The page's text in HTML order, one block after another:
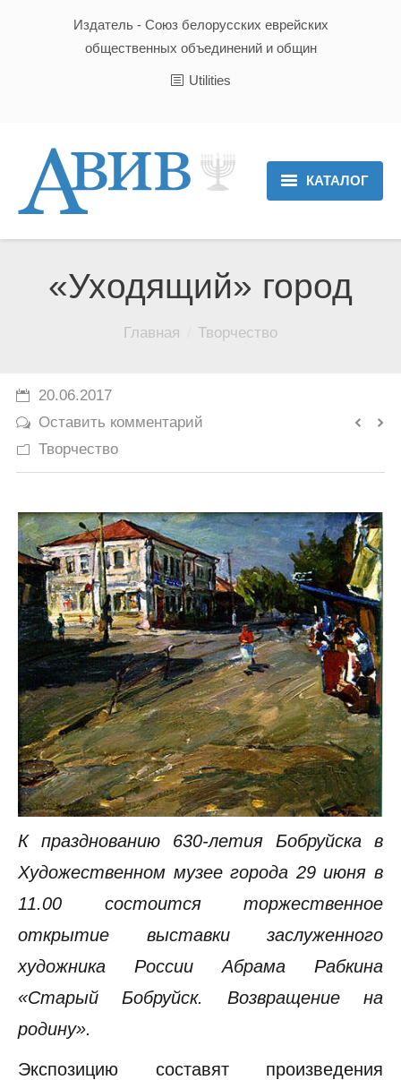
Издатель - Союз белорусских еврейских
общественных объединений и общин
Utilities
КАТАЛОГ
Культура и Традиции
История
Юмор
«Уходящий» город
Главная Творчество
20.06.2017
Оставить комментарий
Творчество
К празднованию 630-летия Бобруйска в
Художественном музее города 29 июня в
11.00 состоится торжественное
открытие выставки заслуженного
художника России Абрама Рабкина
«Старый Бобруйск. Возвращение на
родину».
Экспозицию составят произведения